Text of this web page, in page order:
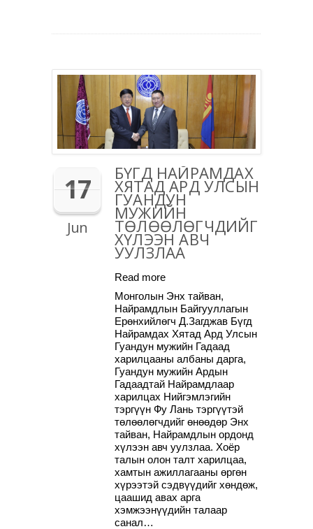
17
Jun
БҮГД НАЙРАМДАХ
ХЯТАД АРД УЛСЫН
ГУАНДУН
МУЖИЙН
ТӨЛӨӨЛӨГЧДИЙГ
ХҮЛЭЭН АВЧ
УУЛЗЛАА
Read more
Монголын Энх тайван,
Найрамдлын Байгууллагын
Ерөнхийлөгч Д.Загджав Бүгд
Найрамдах Хятад Ард Улсын
Гуандун мужийн Гадаад
харилцааны албаны дарга,
Гуандун мужийн Ардын
Гадаадтай Найрамдлаар
харилцах Нийгэмлэгийн
тэргүүн Фу Лань тэргүүтэй
төлөөлөгчдийг өнөөдөр Энх
тайван, Найрамдлын ордонд
хүлээн авч уулзлаа. Хоёр
талын олон талт харилцаа,
хамтын ажиллагааны өргөн
хүрээтэй сэдвүүдийг хөндөж,
цаашид авах арга
хэмжээнүүдийн талаар
санал…